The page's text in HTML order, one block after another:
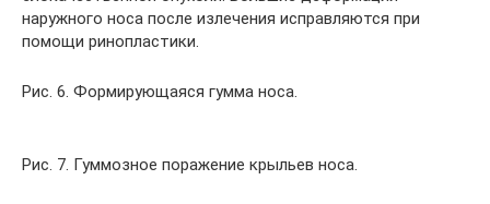
наружного носа после излечения исправляются при
помощи ринопластики.
Рис. 6. Формирующаяся гумма носа.
Рис. 7. Гуммозное поражение крыльев носа.